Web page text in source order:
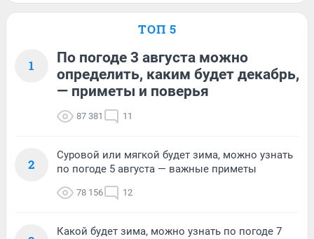
ТОП 5
1
По погоде 3 августа можно
определить, каким будет декабрь,
— приметы и поверья
87 381 11
2
Суровой или мягкой будет зима, можно узнать
по погоде 5 августа — важные приметы
78 156 12
Какой будет зима, можно узнать по погоде 7